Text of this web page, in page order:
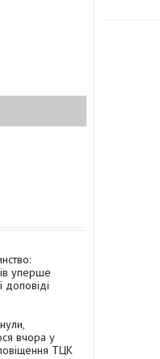
уперше
вчора у
ТЦК